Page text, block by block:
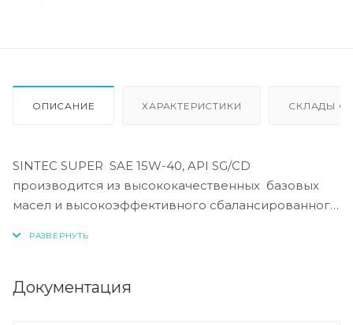
ОПИСАНИЕ ХАРАКТЕРИСТИКИ СКЛАДЫ
SINTEC SUPER SAE 15W-40, API SG/CD
производится из высококачественных базовых
масел и высокоэффективного сбалансированного
автомобилей отечественного и зарубежного
Документация